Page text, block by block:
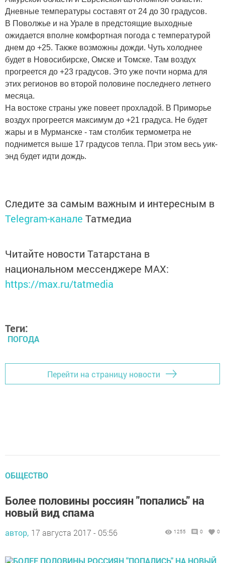
Дневные температуры составят от 24 до 30 градусов.
В Поволжье и на Урале в предстоящие выходные
ожидается вполне комфортная погода с температурой
днем до +25. Также возможны дожди. Чуть холоднее
будет в Новосибирске, Омске и Томске. Там воздух
прогреется до +23 градусов. Это уже почти норма для
этих регионов во второй половине последнего летнего
месяца.
На востоке страны уже повеет прохладой. В Приморье
воздух прогреется максимум до +21 градуса. Не будет
жары и в Мурманске - там столбик термометра не
поднимется выше 17 градусов тепла. При этом весь уик-
энд будет идти дождь.
Следите за самым важным и интересным в
Telegram-канале Татмедиа
Читайте новости Татарстана в
национальном мессенджере MАХ:
https://max.ru/tatmedia
Теги:
ПОГОДА
Перейти на страницу новости
ОБЩЕСТВО
Более половины россиян "попались" на
новый вид спама
автор, 17 августа 2017 - 05:56 1255 0 0